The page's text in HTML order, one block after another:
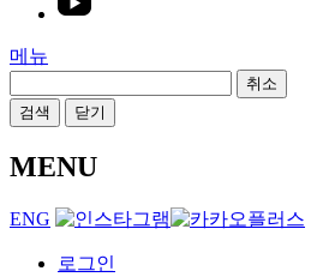
메뉴
취소
검색
닫기
MENU
ENG
로그인